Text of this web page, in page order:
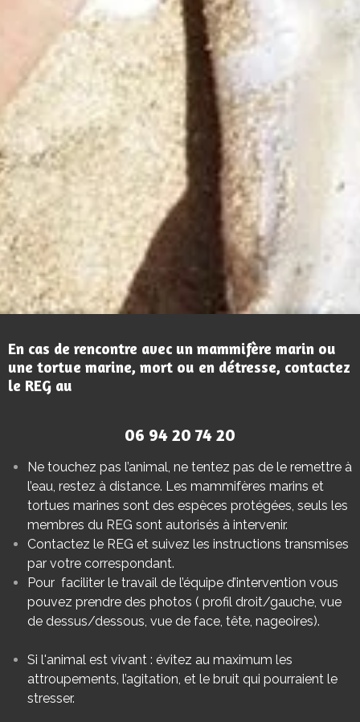
En cas de rencontre avec un mammifère marin ou
une tortue marine, mort ou en détresse, contactez
le REG au
06 94 20 74 20
Ne touchez pas l’animal, ne tentez pas de le remettre à
l’eau, restez à distance. Les mammifères marins et
tortues marines sont des espèces protégées, seuls les
membres du REG sont autorisés à intervenir.
Contactez le REG et suivez les instructions transmises
par votre correspondant.
Pour faciliter le travail de l’équipe d’intervention vous
pouvez prendre des photos ( profil droit/gauche, vue
de dessus/dessous, vue de face, tête, nageoires).
Si l'animal est vivant : évitez au maximum les
attroupements, l’agitation, et le bruit qui pourraient le
stresser.